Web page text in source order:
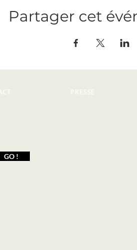
Partager cet
GO !